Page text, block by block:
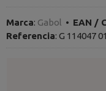
Marca: Gabol • EAN /
Referencia: G 114047